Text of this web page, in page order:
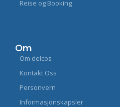
Reise og Booking
Om
Om delcos
Kontakt Oss
Personvern
Informasjonskapsler